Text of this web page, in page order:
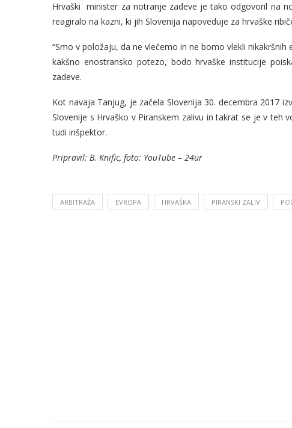
Hrvaški minister za notranje zadeve je tako odgovoril na
reagiralo na kazni, ki jih Slovenija napoveduje za hrvaške
“Smo v položaju, da ne vlečemo in ne bomo vlekli
kakšno enostransko potezo, bodo hrvaške institucije
zadeve.
Kot navaja Tanjug, je začela Slovenija 30. decembra 2017
Slovenije s Hrvaško v Piranskem zalivu in takrat se je v teh
tudi inšpektor.
Pripravil: B. Knific, foto: YouTube – 24ur
ARBITRAŽA EVROPA HRVAŠKA PIRANSKI ZALIV